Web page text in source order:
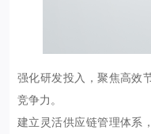
强化研发投入，聚焦高效
竞争力。
建立灵活供应链管理体系